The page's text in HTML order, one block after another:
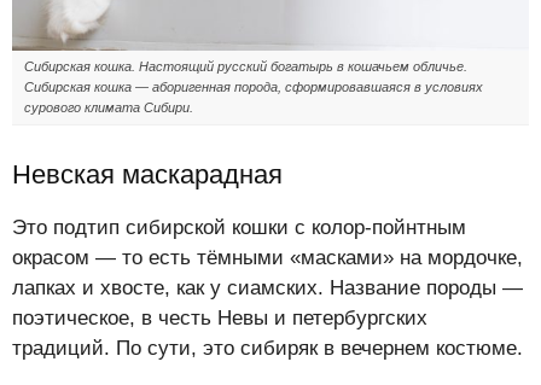
Сибирская кошка. Настоящий русский богатырь в кошачьем обличье.
Сибирская кошка — аборигенная порода, сформировавшаяся в условиях
сурового климата Сибири.
Невская маскарадная
Это подтип сибирской кошки с колор-пойнтным
окрасом — то есть тёмными «масками» на мордочке,
лапках и хвосте, как у сиамских. Название породы —
поэтическое, в честь Невы и петербургских
традиций. По сути, это сибиряк в вечернем костюме.